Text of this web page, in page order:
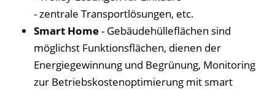
- zentrale Transportlösungen, etc.
Smart Home- Gebäudehülleflächen sind
möglichst Funktionsflächen, dienen der
Energiegewinnung und Begrünung, Monitoring
zur Betriebskostenoptimierung mit smart